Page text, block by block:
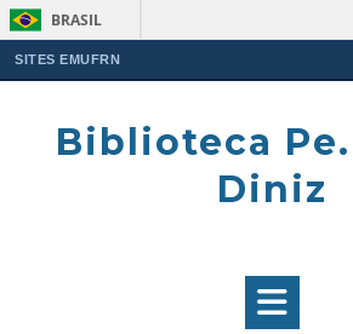
BRASIL
SITES EMUFRN
Biblioteca
Diniz